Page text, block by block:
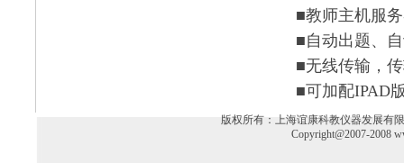
■教师主机服
■自动出题、
■无线传输，
■可加配IPAD
版权所有：上海谊康科教仪器发展有限
Copyright@2007-2008